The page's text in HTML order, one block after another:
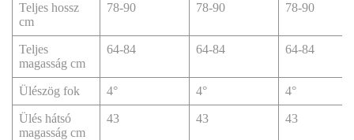
Teljes hossz
cm
78-90 78-90 78-90
Teljes
magasság cm
64-84 64-84 64-84
Ülészög fok 4° 4° 4°
Ülés hátsó
magasság cm
43 43 43